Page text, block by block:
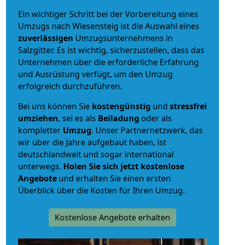
Ein wichtiger Schritt bei der Vorbereitung eines
Umzugs nach Wiesensteig ist die Auswahl eines
zuverlässigen Umzugsunternehmens in
Salzgitter. Es ist wichtig, sicherzustellen, dass das
Unternehmen über die erforderliche Erfahrung
und Ausrüstung verfügt, um den Umzug
erfolgreich durchzuführen.
Bei uns können Sie kostengünstig und stressfrei
umziehen, sei es als Beiladung oder als
kompletter Umzug. Unser Partnernetzwerk, das
wir über die Jahre aufgebaut haben, ist
deutschlandweit und sogar international
unterwegs. Holen Sie sich jetzt kostenlose
Angebote und erhalten Sie einen ersten
Überblick über die Kosten für Ihren Umzug.
Kostenlose Angebote erhalten